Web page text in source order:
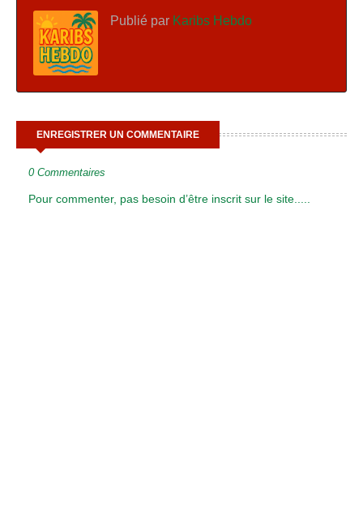
Publié par Karibs Hebdo
ENREGISTRER UN COMMENTAIRE
0 Commentaires
Pour commenter, pas besoin d’être inscrit sur le site.....